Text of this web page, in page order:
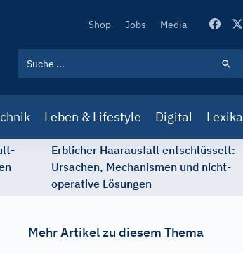
Secondary
Shop Jobs Media
Leben & Lifestyle Digital Lexika
Erblicher Haarausfall entschlüsselt:
Ursachen, Mechanismen und nicht-
operative Lösungen
Mehr Artikel zu diesem Thema